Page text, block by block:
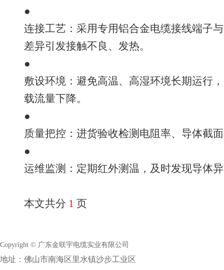
●
连接工艺：采用专用铝合金电缆接线端子
差异引发接触不良、发热。
●
敷设环境：避免高温、高湿环境长期运行
载流量下降。
●
质量把控：进货验收检测电阻率、导体截
●
运维监测：定期红外测温，及时发现导体
本文共分 1 页
Copyright © 广东金联宇电缆实业有限公司
地址：佛山市南海区里水镇沙步工业区